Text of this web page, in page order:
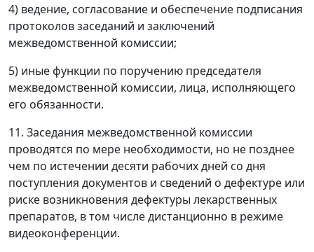
4) ведение, согласование и обеспечение подписания
протоколов заседаний и заключений
межведомственной комиссии;
5) иные функции по поручению председателя
межведомственной комиссии, лица, исполняющего
его обязанности.
11. Заседания межведомственной комиссии
проводятся по мере необходимости, но не позднее
чем по истечении десяти рабочих дней со дня
поступления документов и сведений о дефектуре или
риске возникновения дефектуры лекарственных
препаратов, в том числе дистанционно в режиме
видеоконференции.